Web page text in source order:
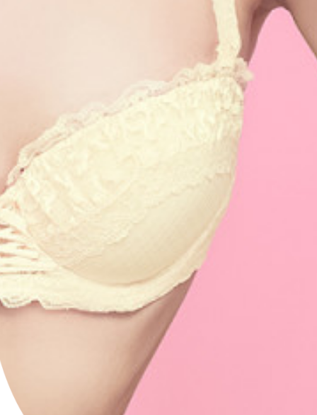
Petites et moyennes séries
Impression à la demande ou sur mesure